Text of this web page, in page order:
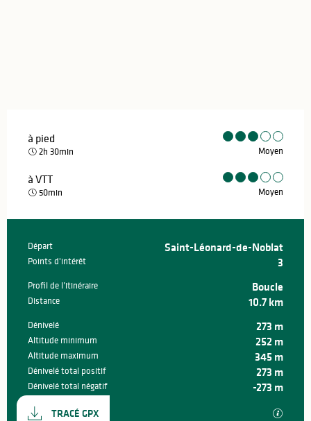
à pied
2h 30min Moyen
à VTT
50min Moyen
Informations pratiques
Départ Saint-Léonard-de-Noblat
Points d'intérêt 3
Profil de l’itinéraire Boucle
Distance 10.7 km
Dénivelé 273 m
Altitude minimum 252 m
Altitude maximum 345 m
Dénivelé total positif 273 m
Dénivelé total négatif -273 m
Documentation
TRACÉ GPX